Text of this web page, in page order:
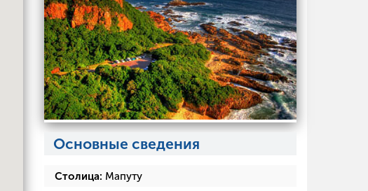
Основные сведения
Столица: Мапуту